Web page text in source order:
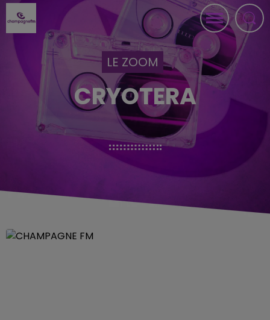
LE ZOOM
CRYOTERA